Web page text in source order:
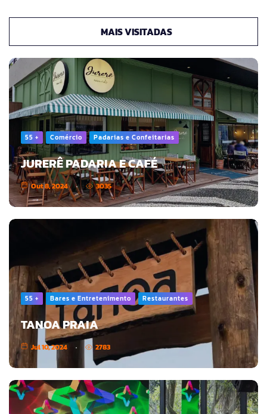
MAIS VISITADAS
55 + Comércio Padarias e Confeitarias
JURERÊ PADARIA E CAFÉ
Out 8, 2024 3035
55 + Bares e Entretenimento Restaurantes
TANOA PRAIA
Jul 10, 2024 2783